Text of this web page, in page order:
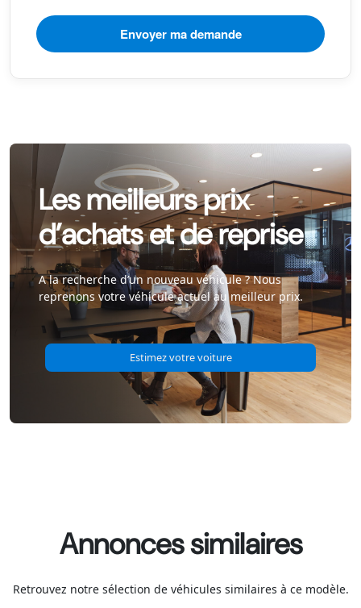
Les meilleurs prix
d’achats et de reprise
A la recherche d’un nouveau véhicule ? Nous
reprenons votre véhicule actuel au meilleur prix.
Estimez votre voiture
Annonces similaires
Retrouvez notre sélection de véhicules similaires à ce modèle.